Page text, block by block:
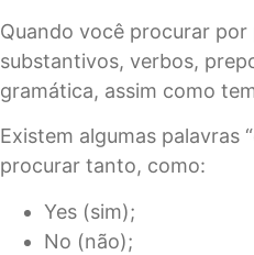
Quando você procurar por
substantivos, verbos,
gramática, assim como
Existem algumas palavras
procurar tanto, como:
Yes (sim);
No (não);